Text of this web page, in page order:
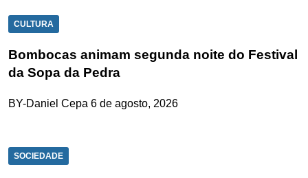
CULTURA
Bombocas animam segunda noite do Festival
da Sopa da Pedra
BY-Daniel Cepa 6 de agosto, 2026
SOCIEDADE